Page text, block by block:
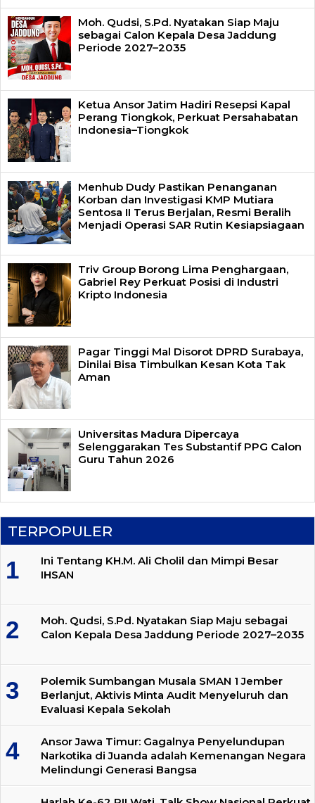
Moh. Qudsi, S.Pd. Nyatakan Siap Maju
sebagai Calon Kepala Desa Jaddung
Periode 2027–2035
Ketua Ansor Jatim Hadiri Resepsi Kapal
Perang Tiongkok, Perkuat Persahabatan
Indonesia–Tiongkok
Menhub Dudy Pastikan Penanganan
Korban dan Investigasi KMP Mutiara
Sentosa II Terus Berjalan, Resmi Beralih
Menjadi Operasi SAR Rutin Kesiapsiagaan
Triv Group Borong Lima Penghargaan,
Gabriel Rey Perkuat Posisi di Industri
Kripto Indonesia
Pagar Tinggi Mal Disorot DPRD Surabaya,
Dinilai Bisa Timbulkan Kesan Kota Tak
Aman
Universitas Madura Dipercaya
Selenggarakan Tes Substantif PPG Calon
Guru Tahun 2026
TERPOPULER
Ini Tentang KH.M. Ali Cholil dan Mimpi Besar
IHSAN
Moh. Qudsi, S.Pd. Nyatakan Siap Maju sebagai
Calon Kepala Desa Jaddung Periode 2027–2035
Polemik Sumbangan Musala SMAN 1 Jember
Berlanjut, Aktivis Minta Audit Menyeluruh dan
Evaluasi Kepala Sekolah
Ansor Jawa Timur: Gagalnya Penyelundupan
Narkotika di Juanda adalah Kemenangan Negara
Melindungi Generasi Bangsa